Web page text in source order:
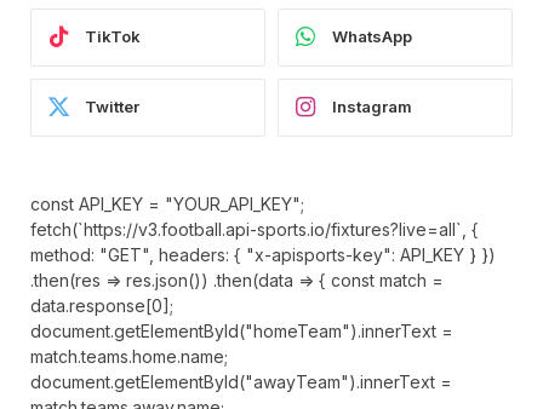
TikTok WhatsApp
Twitter Instagram
const API_KEY = "YOUR_API_KEY";
fetch(`https://v3.football.api-sports.io/fixtures?live=all`, {
method: "GET", headers: { "x-apisports-key": API_KEY } })
.then(res => res.json()) .then(data => { const match =
data.response[0];
document.getElementById("homeTeam").innerText =
match.teams.home.name;
document.getElementById("awayTeam").innerText =